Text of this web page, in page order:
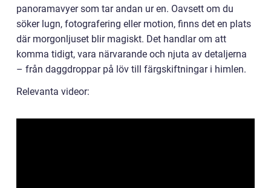
panoramavyer som tar andan ur en. Oavsett om du
söker lugn, fotografering eller motion, finns det en plats
där morgonljuset blir magiskt. Det handlar om att
komma tidigt, vara närvarande och njuta av detaljerna
– från daggdroppar på löv till färgskiftningar i himlen.
Relevanta videor: